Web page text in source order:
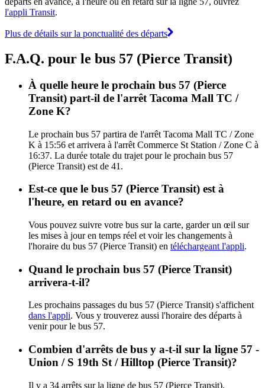
l'appli Transit.
Plus de détails sur la ponctualité des départs
F.A.Q. pour le bus 57 (Pierce Transit)
À quelle heure le prochain bus 57 (Pierce
Transit) part-il de l'arrêt Tacoma Mall TC /
Zone K?
Le prochain bus 57 partira de l'arrêt Tacoma Mall TC / Zone
K à 15:56 et arrivera à l'arrêt Commerce St Station / Zone C à
16:37. La durée totale du trajet pour le prochain bus 57
(Pierce Transit) est de 41.
Est-ce que le bus 57 (Pierce Transit) est à
l'heure, en retard ou en avance?
Vous pouvez suivre votre bus sur la carte, garder un œil sur
les mises à jour en temps réel et voir les changements à
l'horaire du bus 57 (Pierce Transit) en téléchargeant l'appli.
Quand le prochain bus 57 (Pierce Transit)
arrivera-t-il?
Les prochains passages du bus 57 (Pierce Transit) s'affichent
dans l'appli. Vous y trouverez aussi l'horaire des départs à
venir pour le bus 57.
Combien d'arrêts de bus y a-t-il sur la ligne 57 -
Union / S 19th St / Hilltop (Pierce Transit)?
Il y a 34 arrêts sur la ligne de bus 57 (Pierce Transit).